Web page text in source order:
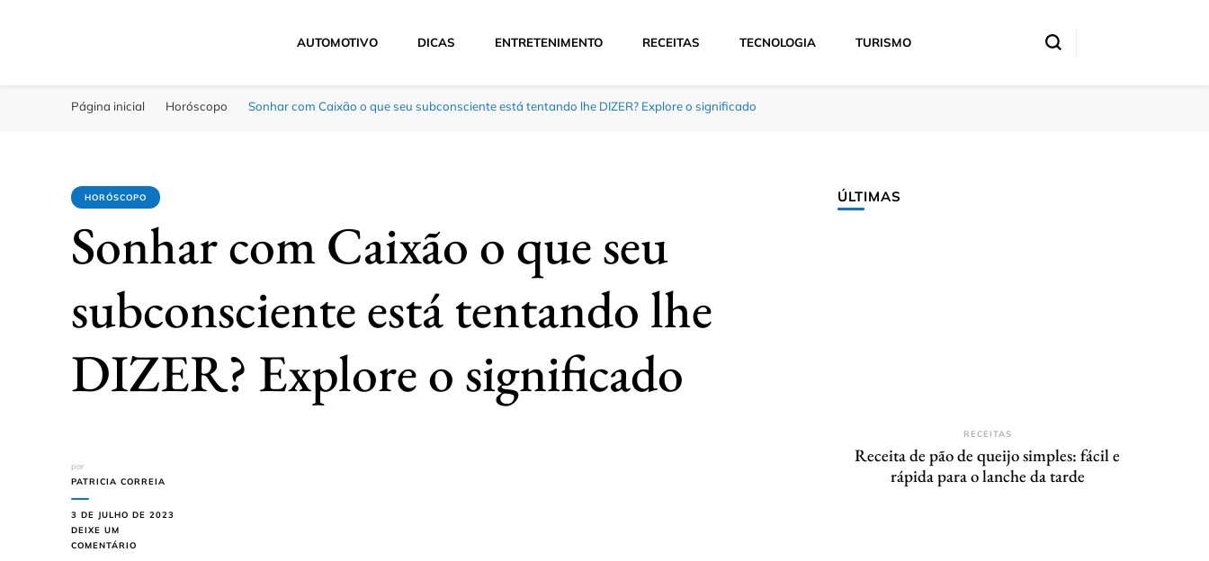
Click Bahia
AUTOMOTIVO DICAS ENTRETENIMENTO RECEITAS TECNOLOGIA TURISMO
Página inicial Horóscopo Sonhar com Caixão o que seu subconsciente está tentando lhe DIZER? Explore o significado
HORÓSCOPO
Sonhar com Caixão o que seu
subconsciente está tentando lhe
DIZER? Explore o significado
por
PATRICIA CORREIA
3 DE JULHO DE 2023
DEIXE UM
COMENTÁRIO
ÚLTIMAS
RECEITAS
Receita de pão de queijo simples: fácil e
rápida para o lanche da tarde